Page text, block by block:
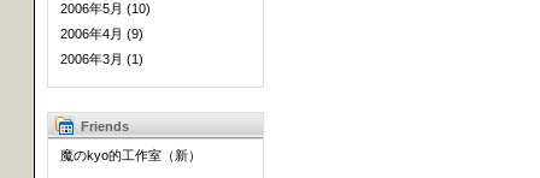
2006年5月 (10)
2006年4月 (9)
2006年3月 (1)
Friends
魔のkyo的工作室（新）